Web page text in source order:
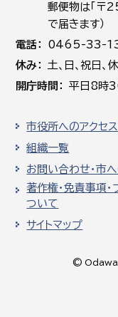
郵便物は「〒
で届きます）
電話
0465-33-
休み
土､日､祝日、
開庁時間
平日8時
市役所へのアクセス
組織一覧
お問い合わせ・市
著作権・免責事項・
ついて
サイトマップ
©